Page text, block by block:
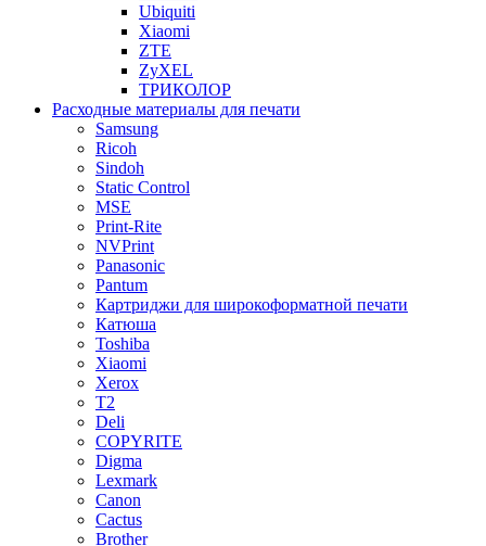
Ubiquiti
Xiaomi
ZTE
ZyXEL
ТРИКОЛОР
Расходные материалы для печати
Samsung
Ricoh
Sindoh
Static Control
MSE
Print-Rite
NVPrint
Panasonic
Pantum
Картриджи для широкоформатной печати
Катюша
Toshiba
Xiaomi
Xerox
T2
Deli
COPYRITE
Digma
Lexmark
Canon
Cactus
Brother